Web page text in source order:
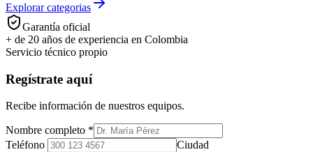
Explorar categorias
Garantía oficial
+ de 20 años de experiencia en Colombia
Servicio técnico propio
Regístrate aquí
Recibe información de nuestros equipos.
Nombre completo *
Teléfono
Ciudad